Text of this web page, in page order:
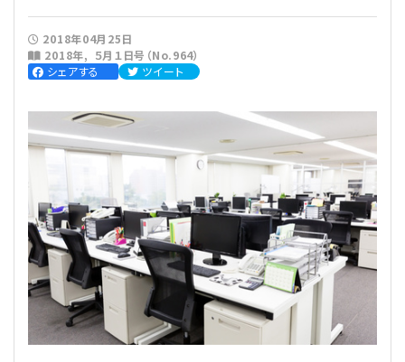
人気記事
法人運営
法人運営
理事会
評議員会・社員総会
理事・監事
評議員
登記関連
会計・税務
会計・税務
定期提出書類
会計処理
寄附
税務
労務
労務
労務管理
給与計算
法改正-労務
法務
法務
利益相反取引
個人情報
経営
経営
資産運用
連載
連載
【連載】公益法人制度のリアル
無料記事
2018年04月25日
2018年
５月１日号（No.964）
シェアする
ツイート